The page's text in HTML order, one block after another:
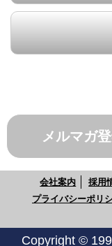
メルマガ
会社案内 採用
プライバシーポリ
Copyright ©